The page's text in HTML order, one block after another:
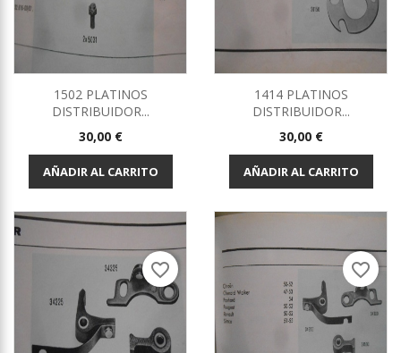
1502 PLATINOS
DISTRIBUIDOR...
Precio
30,00 €
AÑADIR AL CARRITO
1414 PLATINOS
DISTRIBUIDOR...
Precio
30,00 €
AÑADIR AL CARRITO
favorite_border favorite_border